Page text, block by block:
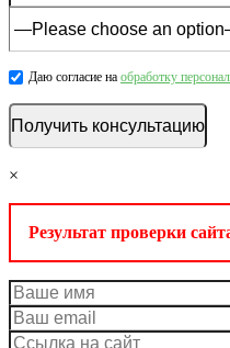
Даю согласие на обработку
×
Результат проверки